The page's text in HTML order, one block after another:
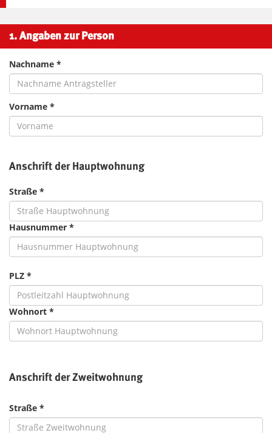
1. Angaben zur Person
Nachname *
Vorname *
Anschrift der Hauptwohnung
Straße *
Hausnummer *
PLZ *
Wohnort *
Anschrift der Zweitwohnung
Straße *